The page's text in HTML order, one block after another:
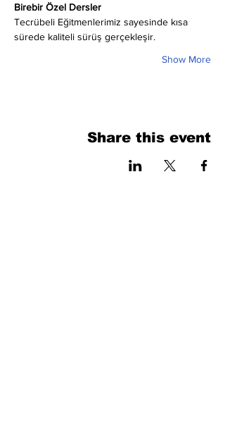
Birebir Özel Dersler
Tecrübeli Eğitmenlerimiz sayesinde kısa
sürede kaliteli sürüş gerçekleşir.
Show More
Share this event